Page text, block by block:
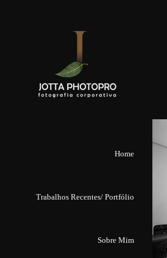
Home
Trabalhos Recentes/ Portfólio
Sobre Mim